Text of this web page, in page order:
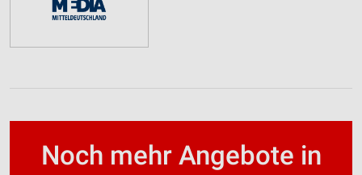
Noch mehr Angebote in